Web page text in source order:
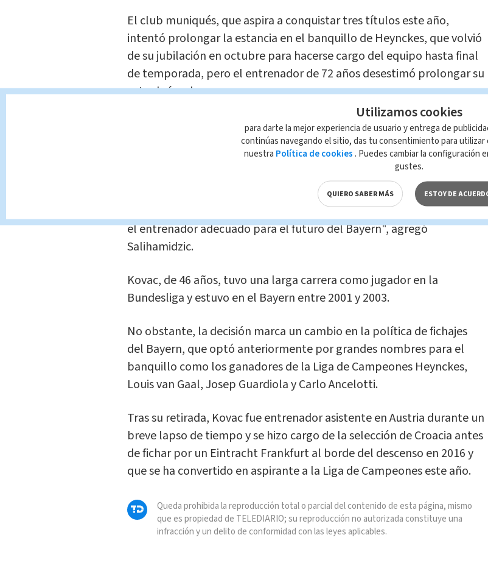
El club muniqués, que aspira a conquistar tres títulos este año,
intentó prolongar la estancia en el banquillo de Heynckes, que volvió
de su jubilación en octubre para hacerse cargo del equipo hasta final
de temporada, pero el entrenador de 72 años desestimó prolongar su
actual vínculo.
"Niko Kovac será el nuevo entrenador desde el 1 de julio de 2018", dijo
en un comunicado el director deportivo del Bayern, Hasan
Salihamidzic. "Ayer acordamos un contrato por tres años".
"Niko fue jugador del Bayern, conoce a la gente que está a cargo, así
como la estructura y el ADN del club. Estamos convencidos de que es
el entrenador adecuado para el futuro del Bayern", agregó
Salihamidzic.
Kovac, de 46 años, tuvo una larga carrera como jugador en la
Bundesliga y estuvo en el Bayern entre 2001 y 2003.
No obstante, la decisión marca un cambio en la política de fichajes
del Bayern, que optó anteriormente por grandes nombres para el
banquillo como los ganadores de la Liga de Campeones Heynckes,
Louis van Gaal, Josep Guardiola y Carlo Ancelotti.
Tras su retirada, Kovac fue entrenador asistente en Austria durante un
breve lapso de tiempo y se hizo cargo de la selección de Croacia antes
de fichar por un Eintracht Frankfurt al borde del descenso en 2016 y
que se ha convertido en aspirante a la Liga de Campeones este año.
Queda prohibida la reproducción total o parcial del contenido de esta página, mismo
que es propiedad de TELEDIARIO; su reproducción no autorizada constituye una
infracción y un delito de conformidad con las leyes aplicables.
Utilizamos cookies
para darte la mejor experiencia de usuario y entrega de
continúas navegando el sitio, das tu consentimiento para
nuestra Política de cookies . Puedes cambiar la configuración
gustes.
QUIERO SABER MÁS ESTOY DE